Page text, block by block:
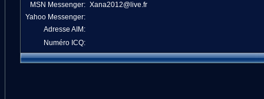
MSN Messenger: Xana2012@live.fr
Yahoo Messenger:
Adresse AIM:
Numéro ICQ: